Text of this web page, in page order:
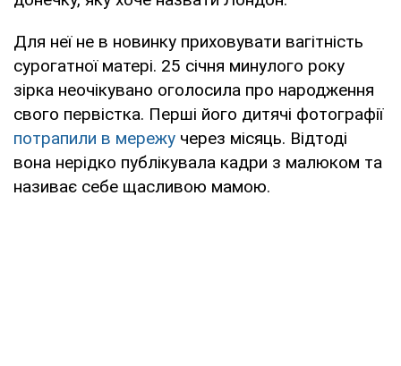
Для неї не в новинку приховувати вагітність
сурогатної матері. 25 січня минулого року
зірка неочікувано оголосила про народження
свого первістка. Перші його дитячі фотографії
потрапили в мережу через місяць. Відтоді
вона нерідко публікувала кадри з малюком та
називає себе щасливою мамою.